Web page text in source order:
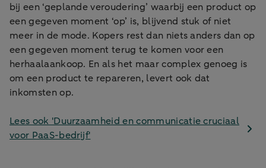
bij een ‘geplande veroudering’ waarbij een product op
een gegeven moment ‘op’ is, blijvend stuk of niet
meer in de mode. Kopers rest dan niets anders dan op
een gegeven moment terug te komen voor een
herhaalaankoop. En als het maar complex genoeg is
om een product te repareren, levert ook dat
inkomsten op.
Lees ook 'Duurzaamheid en communicatie cruciaal
voor PaaS-bedrijf'